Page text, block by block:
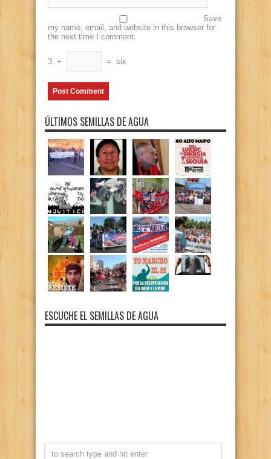
Save
my name, email, and website in this browser for
the next time I comment.
3 + = six
ÚLTIMOS SEMILLAS DE AGUA
ESCUCHE EL SEMILLAS DE AGUA